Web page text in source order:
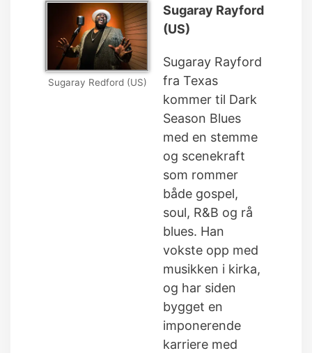
Sugaray Redford (US)
Sugaray Rayford
(US)
Sugaray Rayford
fra Texas
kommer til Dark
Season Blues
med en stemme
og scenekraft
som rommer
både gospel,
soul, R&B og rå
blues. Han
vokste opp med
musikken i kirka,
og har siden
bygget en
imponerende
karriere med